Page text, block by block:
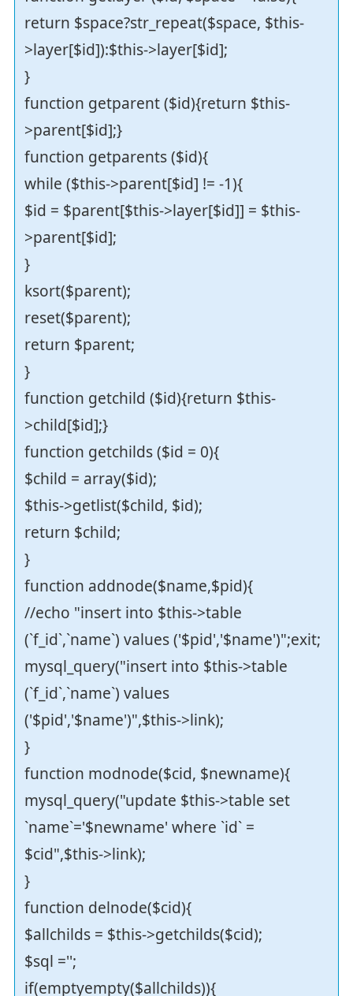
return $space?str_repeat($space, $this-
>layer[$id]):$this->layer[$id];
}
function getparent ($id){return $this-
>parent[$id];}
function getparents ($id){
while ($this->parent[$id] != -1){
$id = $parent[$this->layer[$id]] = $this-
>parent[$id];
}
ksort($parent);
reset($parent);
return $parent;
}
function getchild ($id){return $this-
>child[$id];}
function getchilds ($id = 0){
$child = array($id);
$this->getlist($child, $id);
return $child;
}
function addnode($name,$pid){
//echo "insert into $this->table
(`f_id`,`name`) values ('$pid','$name')";exit;
mysql_query("insert into $this->table
(`f_id`,`name`) values
('$pid','$name')",$this->link);
}
function modnode($cid, $newname){
mysql_query("update $this->table set
`name`='$newname' where `id` =
$cid",$this->link);
}
function delnode($cid){
$allchilds = $this->getchilds($cid);
$sql ='';
if(emptyempty($allchilds)){